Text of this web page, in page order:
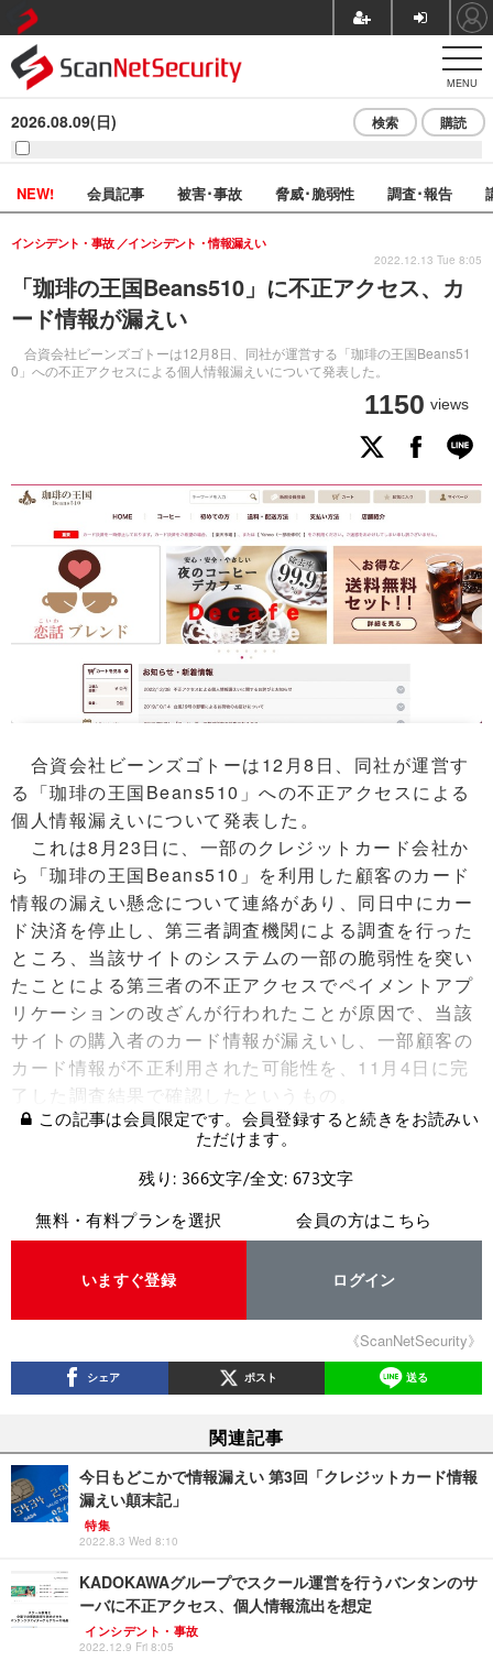
MENU
2026.08.09(日) 検索 購読
NEW! 会員記事 被害･事故 脅威･脆弱性 調査･報告
「珈琲の王国Beans510」に不正アクセス、カ
ード情報が漏えい
合資会社ビーンズゴトーは12月8日、同社が運営する「珈琲の王国Beans51
0」への不正アクセスによる個人情報漏えいについて発表した。
インシデント・事故 インシデント・情報漏えい
1150 views
2022.12.13 Tue 8:05
合資会社ビーンズゴトーは12月8日、同社が運営す
る「珈琲の王国Beans510」への不正アクセスによる
個人情報漏えいについて発表した。
これは8月23日に、一部のクレジットカード会社か
ら「珈琲の王国Beans510」を利用した顧客のカード
情報の漏えい懸念について連絡があり、同日中にカー
ド決済を停止し、第三者調査機関による調査を行った
ところ、当該サイトのシステムの一部の脆弱性を突い
たことによる第三者の不正アクセスでペイメントアプ
リケーションの改ざんが行われたことが原因で、当該
サイトの購入者のカード情報が漏えいし、一部顧客の
カード情報が不正利用された可能性を、11月4日に完
了した調査結果で確認したというもの。
この記事は会員限定です。会員登録すると続きをお読みい
ただけます。
残り: 366文字/全文: 673文字
無料・有料プランを選択
いますぐ登録
会員の方はこちら
ログイン
《ScanNetSecurity》
シェア ポスト 送る
関連記事
今日もどこかで情報漏えい 第3回「クレジットカード情報
漏えい顛末記」
特集
2022.8.3 Wed 8:10
KADOKAWAグループでスクール運営を行うバンタンのサ
ーバに不正アクセス、個人情報流出を想定
インシデント・事故
2022.12.9 Fri 8:05